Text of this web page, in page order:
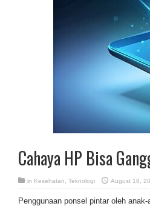
Cahaya HP Bisa
in Kesehatan Teknologi August 18,
Penggunaan ponsel pintar oleh